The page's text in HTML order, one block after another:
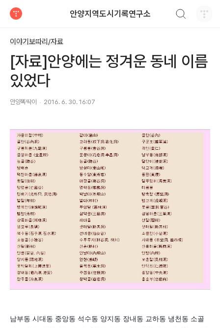
안양지역도시기록연구소
이야기보따리/자료
[자료]안양에는 정겨운 동네 이름
있었다
안양똑딱이 2016. 6. 30. 16:07
남부동 시대동 중앙동 석수동 양지동 장내동 교하동 냉천동 소골